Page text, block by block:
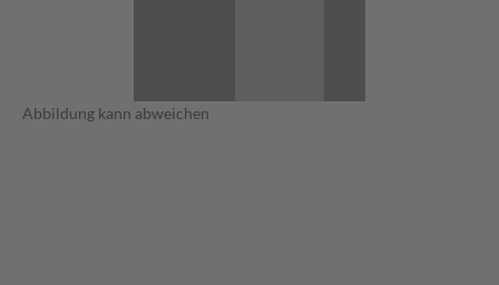
Abbildung kann abweichen